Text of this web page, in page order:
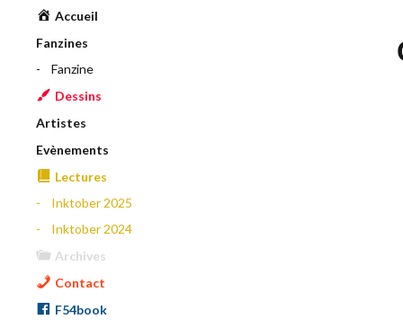
Accueil
Fanzines
Fanzine
Dessins
Artistes
Evènements
Lectures
Inktober 2025
Inktober 2024
Archives
Contact
F54book